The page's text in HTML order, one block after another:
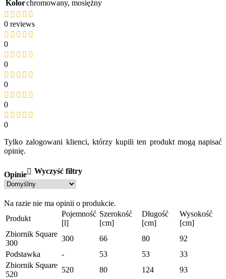
Kolorchromowany, mosiężny
0 reviews
0
0
0
0
0
Opinie Wyczyść filtry
Na razie nie ma opinii o produkcie.
Tylko zalogowani klienci, którzy kupili ten produkt mogą napisać
opinię.
Produkt
Pojemność
[l]
Szerokość
[cm]
Długość
[cm]
Wysokość
[cm]
Zbiornik Square
300
300 66 80
92
Podstawka
- 53 53
33
Zbiornik Square
520
520 80 124
93